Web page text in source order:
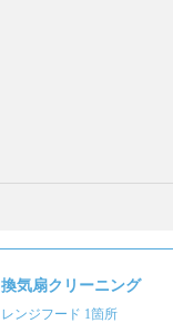
換気扇クリーニング
レンジフード 1箇所